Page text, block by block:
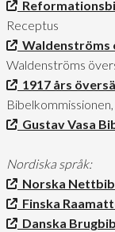
Receptus
Waldenströms
Waldenströms
1917 års
Gustav Vasa
Nordiska språk:
Norska
Finska
Danska